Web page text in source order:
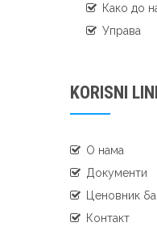
Како до
Управа
KORISNI
О нама
Документи
Ценовник
Контакт